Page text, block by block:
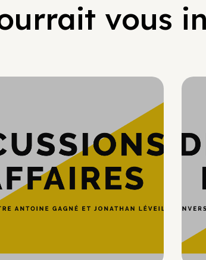
vous